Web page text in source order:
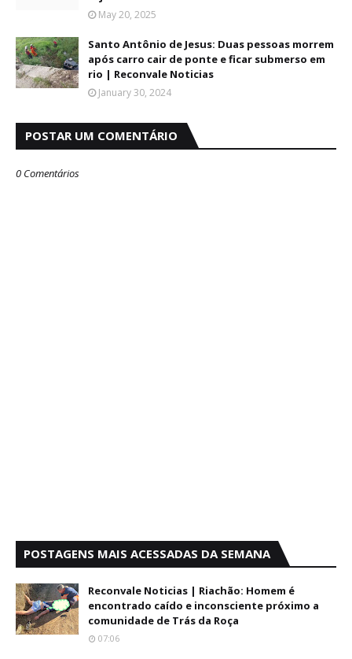
May 20, 2025
Santo Antônio de Jesus: Duas pessoas morrem
após carro cair de ponte e ficar submerso em
rio | Reconvale Noticias
January 30, 2024
POSTAR UM COMENTÁRIO
0 Comentários
POSTAGENS MAIS ACESSADAS DA SEMANA
Reconvale Noticias | Riachão: Homem é
encontrado caído e inconsciente próximo a
comunidade de Trás da Roça
07:06